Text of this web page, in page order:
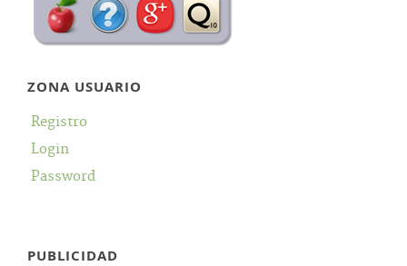
ZONA USUARIO
Registro
Login
Password
PUBLICIDAD